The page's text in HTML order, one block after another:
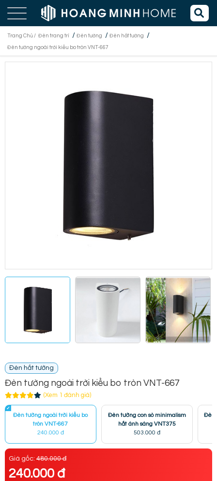
Trang Chủ / Đèn trang trí / Đèn tường / Đèn hắt tường /
Đèn tường ngoài trời kiểu bo tròn VNT-667
Đèn hắt tường
Đèn tường ngoài trời kiểu bo tròn VNT-667
(Xem 1 đánh giá)
Đèn tường ngoài trời kiểu bo
tròn VNT-667
240.000 đ
Đèn tường con sò minimalism
hắt ánh sáng VNT375
503.000 đ
Đèn
Giá gốc: 480.000 đ
240.000 đ